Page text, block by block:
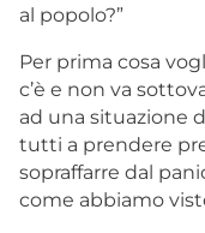
al popolo?”
Per prima cosa
c’è e non va
ad una situazione
tutti a prendere
sopraffarre dal
come abbiamo